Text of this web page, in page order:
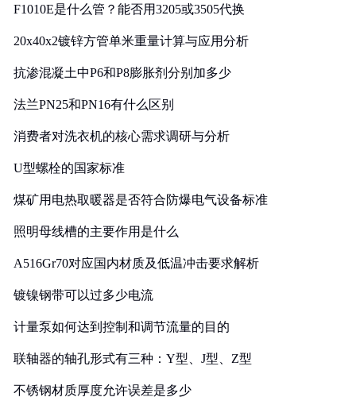
F1010E是什么管？能否用3205或3505代换
20x40x2镀锌方管单米重量计算与应用分析
抗渗混凝土中P6和P8膨胀剂分别加多少
法兰PN25和PN16有什么区别
消费者对洗衣机的核心需求调研与分析
U型螺栓的国家标准
煤矿用电热取暖器是否符合防爆电气设备标准
照明母线槽的主要作用是什么
A516Gr70对应国内材质及低温冲击要求解析
镀镍钢带可以过多少电流
计量泵如何达到控制和调节流量的目的
联轴器的轴孔形式有三种：Y型、J型、Z型
不锈钢材质厚度允许误差是多少